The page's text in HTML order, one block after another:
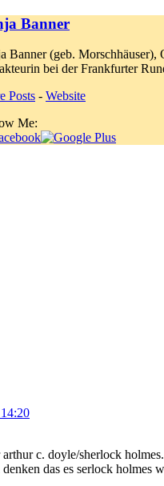
Banner
Banner (geb.
bei der Frankfurter
Posts - Website
Me:
arthur c. doyle/sherlock holmes.
denken das es serlock